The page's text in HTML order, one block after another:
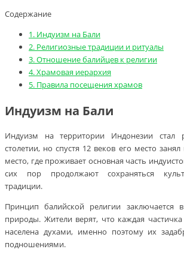
Содержание
1. Индуизм на Бали
2. Религиозные традиции и ритуалы
3.Отношение балийцев к религии
4.Храмовая иерархия
5. Правила посещения храмов
Индуизм на Бали
Индуизм на территории Индонезии стал
столетии, но спустя 12 веков его место
место, где проживает основная часть
сих пор продолжают сохраняться
традиции.
Принцип балийской религии заключается
природы. Жители верят, что каждая
населена духами, именно поэтому их
подношениями.